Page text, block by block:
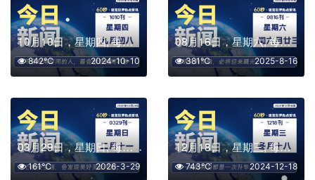
10月10日，星期四, 每天60秒读懂全世界！
2024-10-10
842℃
08月16日，星期六, 每天60秒读懂全世界！
2025-8-16
381℃
03月29日，星期日, 每天60秒读懂全世界！
2026-3-29
161℃
12月18日，星期三, 每天60秒读懂全世界！
2024-12-18
743℃